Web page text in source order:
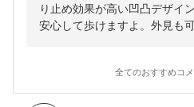
り止め効果が高い凹凸デザイ
安心して歩けますよ。外見も
全てのおすすめコメ